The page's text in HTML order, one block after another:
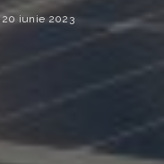
20 iunie 2023